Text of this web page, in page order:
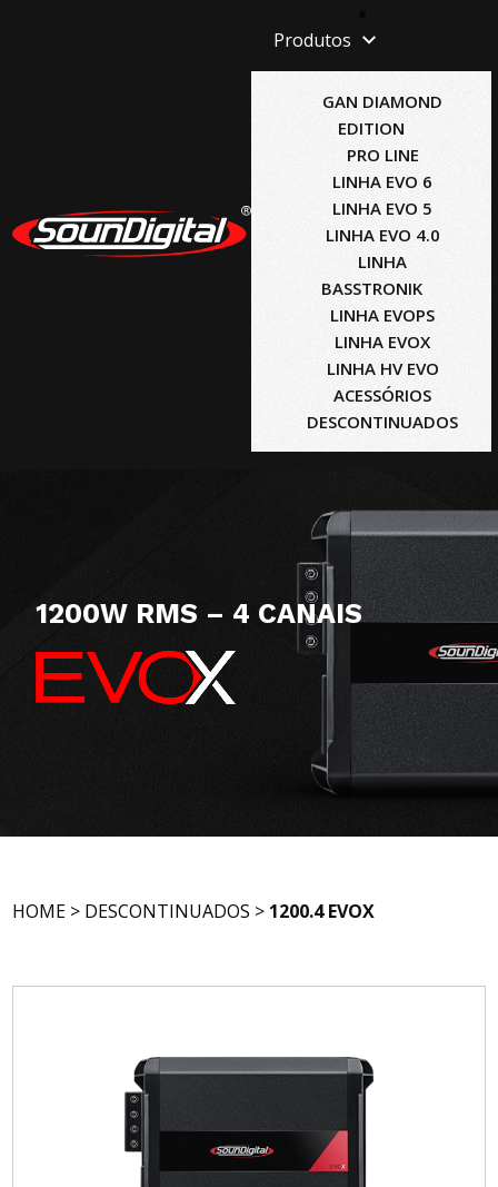
Produtos
GAN DIAMOND
EDITION
PRO LINE
LINHA EVO 6
LINHA EVO 5
LINHA EVO 4.0
LINHA
BASSTRONIK
LINHA EVOPS
LINHA EVOX
LINHA HV EVO
ACESSÓRIOS
DESCONTINUADOS
1200W RMS – 4 CANAIS
HOME > DESCONTINUADOS > 1200.4 EVOX